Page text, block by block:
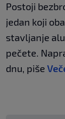
Postoji
jedan koji
stavljanje
pečete.
dnu, piše